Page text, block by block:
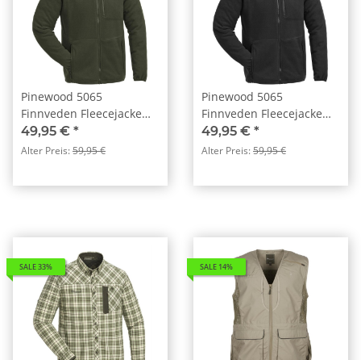
Pinewood 5065
Finnveden Fleecejacke
Grün(100)
49,95 € *
Alter Preis:59,95 €
Pinewood 5065
Finnveden Fleecejacke
Schwarz (400)
49,95 € *
Alter Preis:59,95 €
SALE 33% SALE 14%